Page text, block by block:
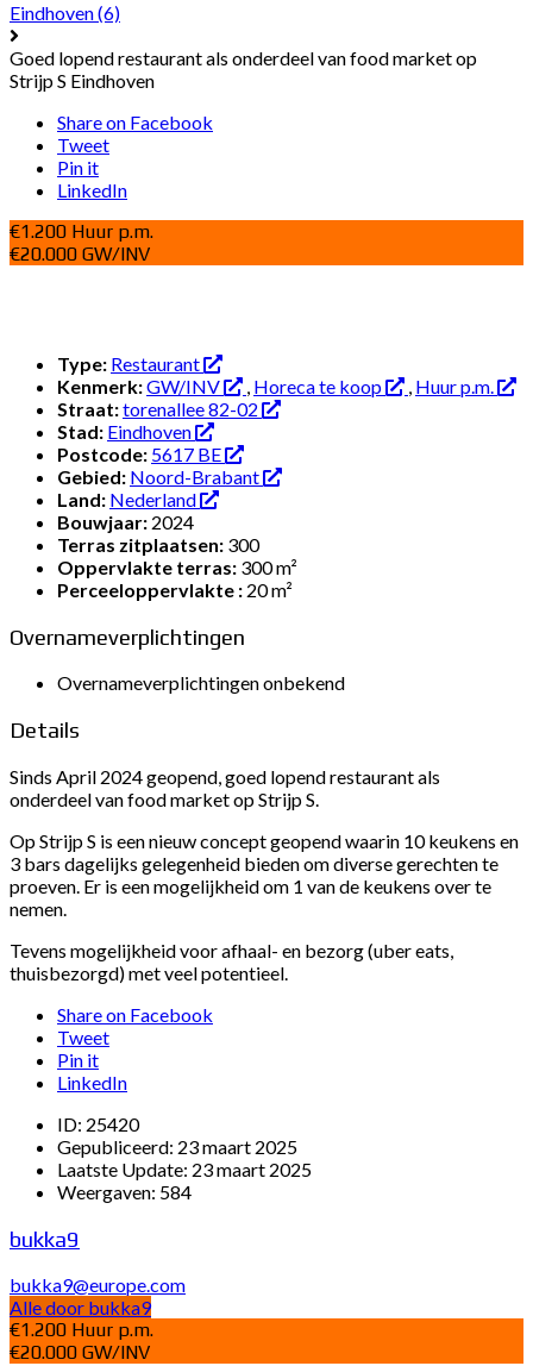
Eindhoven(6)
Goed lopend restaurant als onderdeel van food market op
Strijp S Eindhoven
Share on Facebook
Tweet
Pin it
LinkedIn
€1.200 Huur p.m.
€20.000 GW/INV
Type: Restaurant
Kenmerk:GW/INV , Horeca te koop , Huur p.m.
Straat:torenallee 82-02
Stad: Eindhoven
Postcode: 5617 BE
Gebied: Noord-Brabant
Land: Nederland
Bouwjaar: 2024
Terras zitplaatsen: 300
Oppervlakte terras: 300 m²
Perceeloppervlakte : 20 m²
Overnameverplichtingen
Overnameverplichtingen onbekend
Details
Sinds April 2024 geopend, goed lopend restaurant als
onderdeel van food market op Strijp S.
Op Strijp S is een nieuw concept geopend waarin 10 keukens en
3 bars dagelijks gelegenheid bieden om diverse gerechten te
proeven. Er is een mogelijkheid om 1 van de keukens over te
nemen.
Tevens mogelijkheid voor afhaal- en bezorg (uber eats,
thuisbezorgd) met veel potentieel.
Share on Facebook
Tweet
Pin it
LinkedIn
ID: 25420
Gepubliceerd: 23 maart 2025
Laatste Update: 23 maart 2025
Weergaven: 584
bukka9
bukka9@europe.com
Alle door bukka9
€1.200 Huur p.m.
€20.000 GW/INV